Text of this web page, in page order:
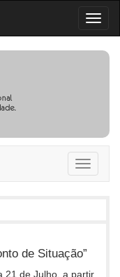
Toggle
de Situação”
21 de Julho, a partir